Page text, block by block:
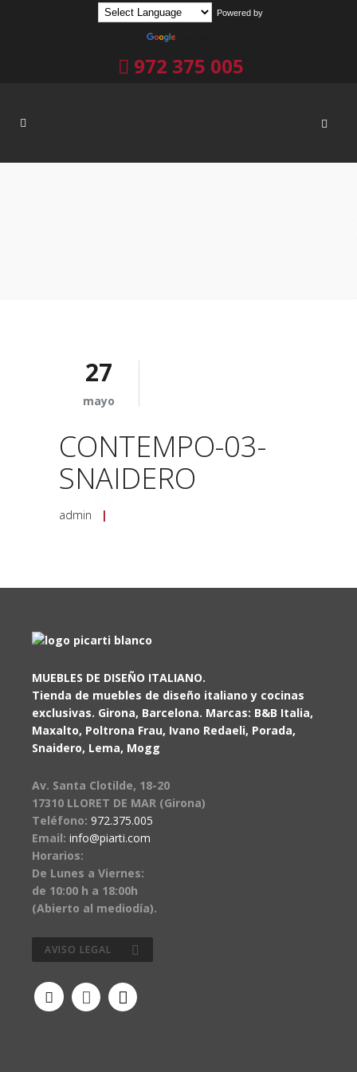
Powered by
972 375 005
27
mayo
CONTEMPO-03-
SNAIDERO
admin |
MUEBLES DE DISEÑO ITALIANO.
Tienda de muebles de diseño italiano y cocinas
exclusivas. Girona, Barcelona. Marcas: B&B Italia,
Maxalto, Poltrona Frau, Ivano Redaeli, Porada,
Snaidero, Lema, Mogg
Av. Santa Clotilde, 18-20
17310 LLORET DE MAR (Girona)
Teléfono: 972.375.005
Email: info@piarti.com
Horarios:
De Lunes a Viernes:
de 10:00 h a 18:00h
(Abierto al mediodía).
AVISO LEGAL